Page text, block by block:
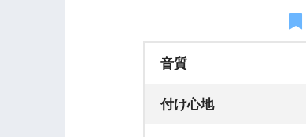
音質
付け心地